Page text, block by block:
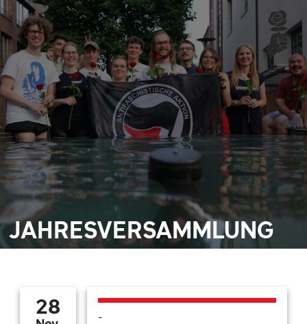
JAHRESVERSAMMLUNG
28 -